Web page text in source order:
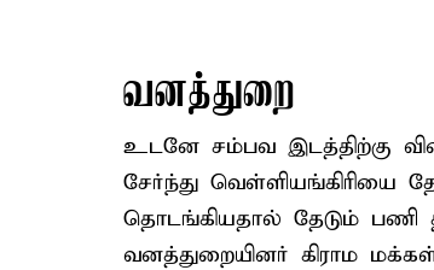
வனத்துறை
உடனே சம்பவ இடத்திற்கு
சேர்ந்து வெள்ளியங்கிரியை
தொடங்கியதால் தேடும் பணி
வனத்துறையினர் கிராம